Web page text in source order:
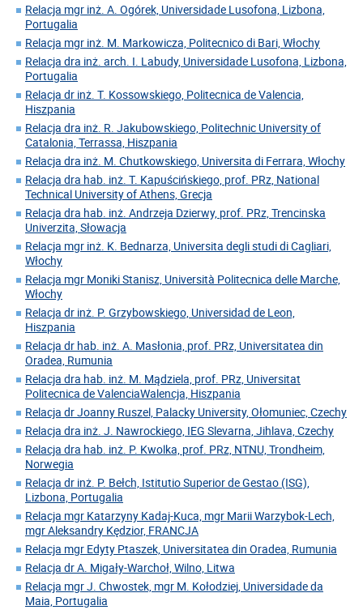
Relacja mgr inż. A. Ogórek, Universidade Lusofona, Lizbona,
Portugalia
Relacja mgr inż. M. Markowicza, Politecnico di Bari, Włochy
Relacja dra inż. arch. I. Labudy, Universidade Lusofona, Lizbona,
Portugalia
Relacja dr inż. T. Kossowskiego, Politecnica de Valencia,
Hiszpania
Relacja dra inż. R. Jakubowskiego, Politechnic University of
Catalonia, Terrassa, Hiszpania
Relacja dra inż. M. Chutkowskiego, Universita di Ferrara, Włochy
Relacja dra hab. inż. T. Kapuścińskiego, prof. PRz, National
Technical University of Athens, Grecja
Relacja dra hab. inż. Andrzeja Dzierwy, prof. PRz, Trencinska
Univerzita, Słowacja
Relacja mgr inż. K. Bednarza, Universita degli studi di Cagliari,
Włochy
Relacja mgr Moniki Stanisz, Università Politecnica delle Marche,
Włochy
Relacja dr inż. P. Grzybowskiego, Universidad de Leon,
Hiszpania
Relacja dr hab. inż. A. Masłonia, prof. PRz, Universitatea din
Oradea, Rumunia
Relacja dra hab. inż. M. Mądziela, prof. PRz, Universitat
Politecnica de ValenciaWalencja, Hiszpania
Relacja dr Joanny Ruszel, Palacky University, Ołomuniec, Czechy
Relacja dra inż. J. Nawrockiego, IEG Slevarna, Jihlava, Czechy
Relacja dra hab. inż. P. Kwolka, prof. PRz, NTNU, Trondheim,
Norwegia
Relacja dr inż. P. Bełch, Istitutio Superior de Gestao (ISG),
Lizbona, Portugalia
Relacja mgr Katarzyny Kadaj-Kuca, mgr Marii Warzybok-Lech,
mgr Aleksandry Kędzior, FRANCJA
Relacja mgr Edyty Ptaszek, Universitatea din Oradea, Rumunia
Relacja dr A. Migały-Warchoł, Wilno, Litwa
Relacja mgr J. Chwostek, mgr M. Kołodziej, Universidade da
Maia, Portugalia